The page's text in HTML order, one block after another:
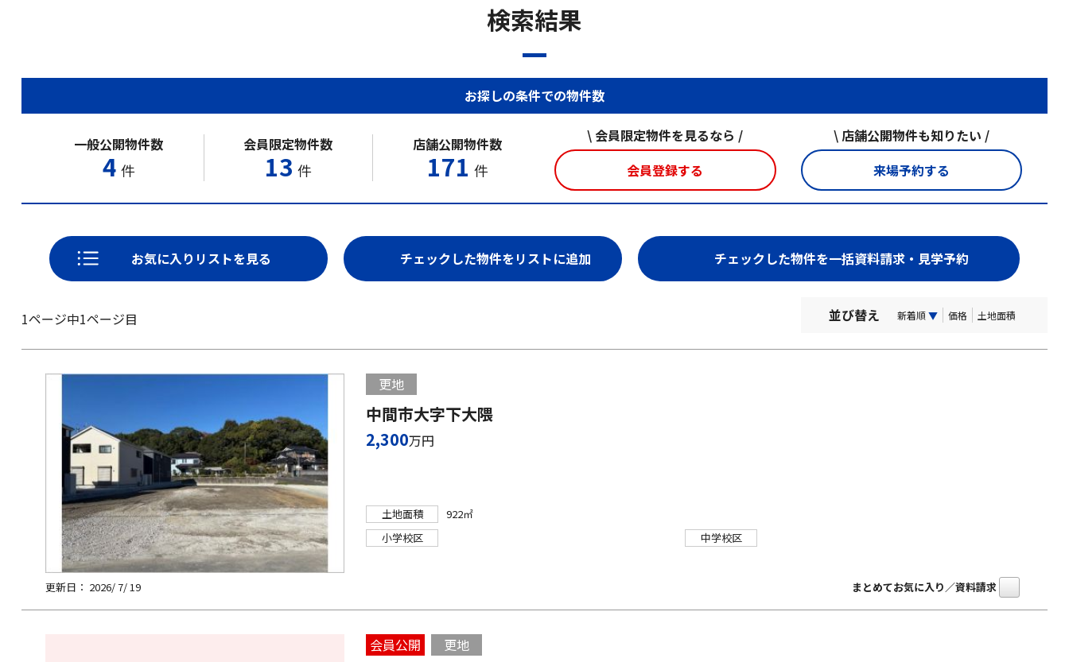
検索結果
お探しの条件での物件数
一般公開物件数
4 件
会員限定物件数
13 件
店舗公開物件数
171 件
\ 会員限定物件を見るなら /
会員登録する
\ 店舗公開物件も知りたい /
来場予約する
お気に入りリストを見る
1ページ中1ページ目 並び替え 新着順▼ 価格 土地面積
更地
中間市大字下大隈
2,300万円
土地面積
922㎡
小学校区
中学校区
更新日： 2026/ 7/ 19 まとめてお気に入り／資料請求
会員公開 更地